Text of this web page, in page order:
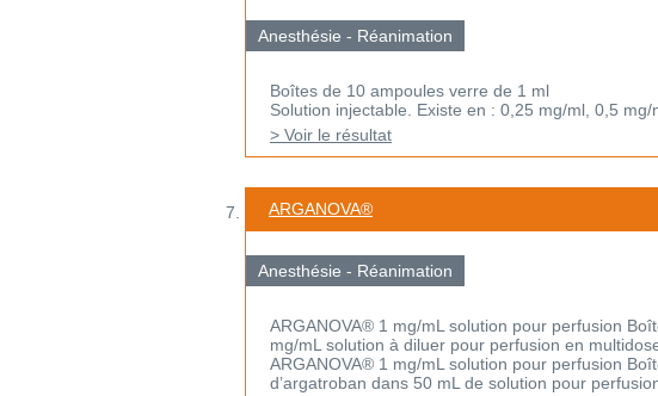
Anesthésie - Réanimation
Boîtes de 10 ampoules verre de 1 ml
Solution injectable. Existe en : 0,25 mg/ml, 0,5
> Voir le résultat
ARGANOVA®
Anesthésie - Réanimation
ARGANOVA® 1 mg/mL solution pour perfusion
mg/mL solution à diluer pour perfusion en
ARGANOVA® 1 mg/mL solution pour perfusion
d’argatroban dans 50 mL de solution pour